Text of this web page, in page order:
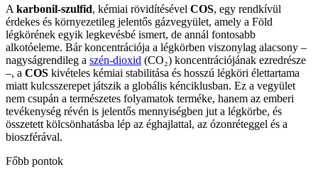
A karbonil-szulfid, kémiai rövidítésével COS, egy rendkívül
érdekes és környezetileg jelentős gázvegyület, amely a Föld
légkörének egyik legkevésbé ismert, de annál fontosabb
alkotóeleme. Bár koncentrációja a légkörben viszonylag alacsony –
nagyságrendileg a szén-dioxid (CO₂) koncentrációjának ezredrésze
–, a COS kivételes kémiai stabilitása és hosszú légköri élettartama
miatt kulcsszerepet játszik a globális kénciklusban. Ez a vegyület
nem csupán a természetes folyamatok terméke, hanem az emberi
tevékenység révén is jelentős mennyiségben jut a légkörbe, és
összetett kölcsönhatásba lép az éghajlattal, az ózonréteggel és a
bioszférával.
Főbb pontok